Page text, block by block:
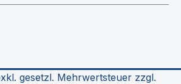
gesetzl. Mehrwertsteuer zzgl.